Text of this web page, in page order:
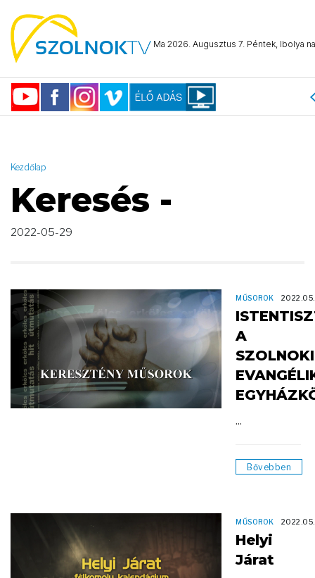
Ma 2026. Augusztus 7. Péntek, Ibolya
"2022-05-29 23:59:59" )
Kezdőlap
Keresés -
2022-05-29
MŰSOROK
A
SZOLNOKI
...
Bővebben
MŰSOROK
Helyi
Járat